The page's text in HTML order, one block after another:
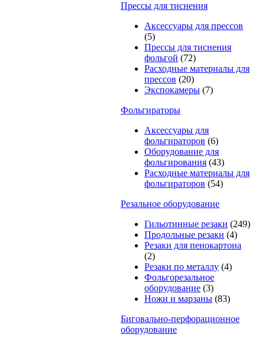
Прессы для тиснения
Аксессуары для прессов
(5)
Прессы для тиснения
фольгой (72)
Расходные материалы для
прессов (20)
Экспокамеры (7)
Фольгираторы
Аксессуары для
фольгираторов (6)
Оборудование для
фольгирования (43)
Расходные материалы для
фольгираторов (54)
Резальное оборудование
Гильотинные резаки (249)
Продольные резаки (4)
Резаки для пенокартона
(2)
Резаки по металлу (4)
Фольгорезальное
оборудование (3)
Ножи и марзаны (83)
Биговально-перфорационное
оборудование